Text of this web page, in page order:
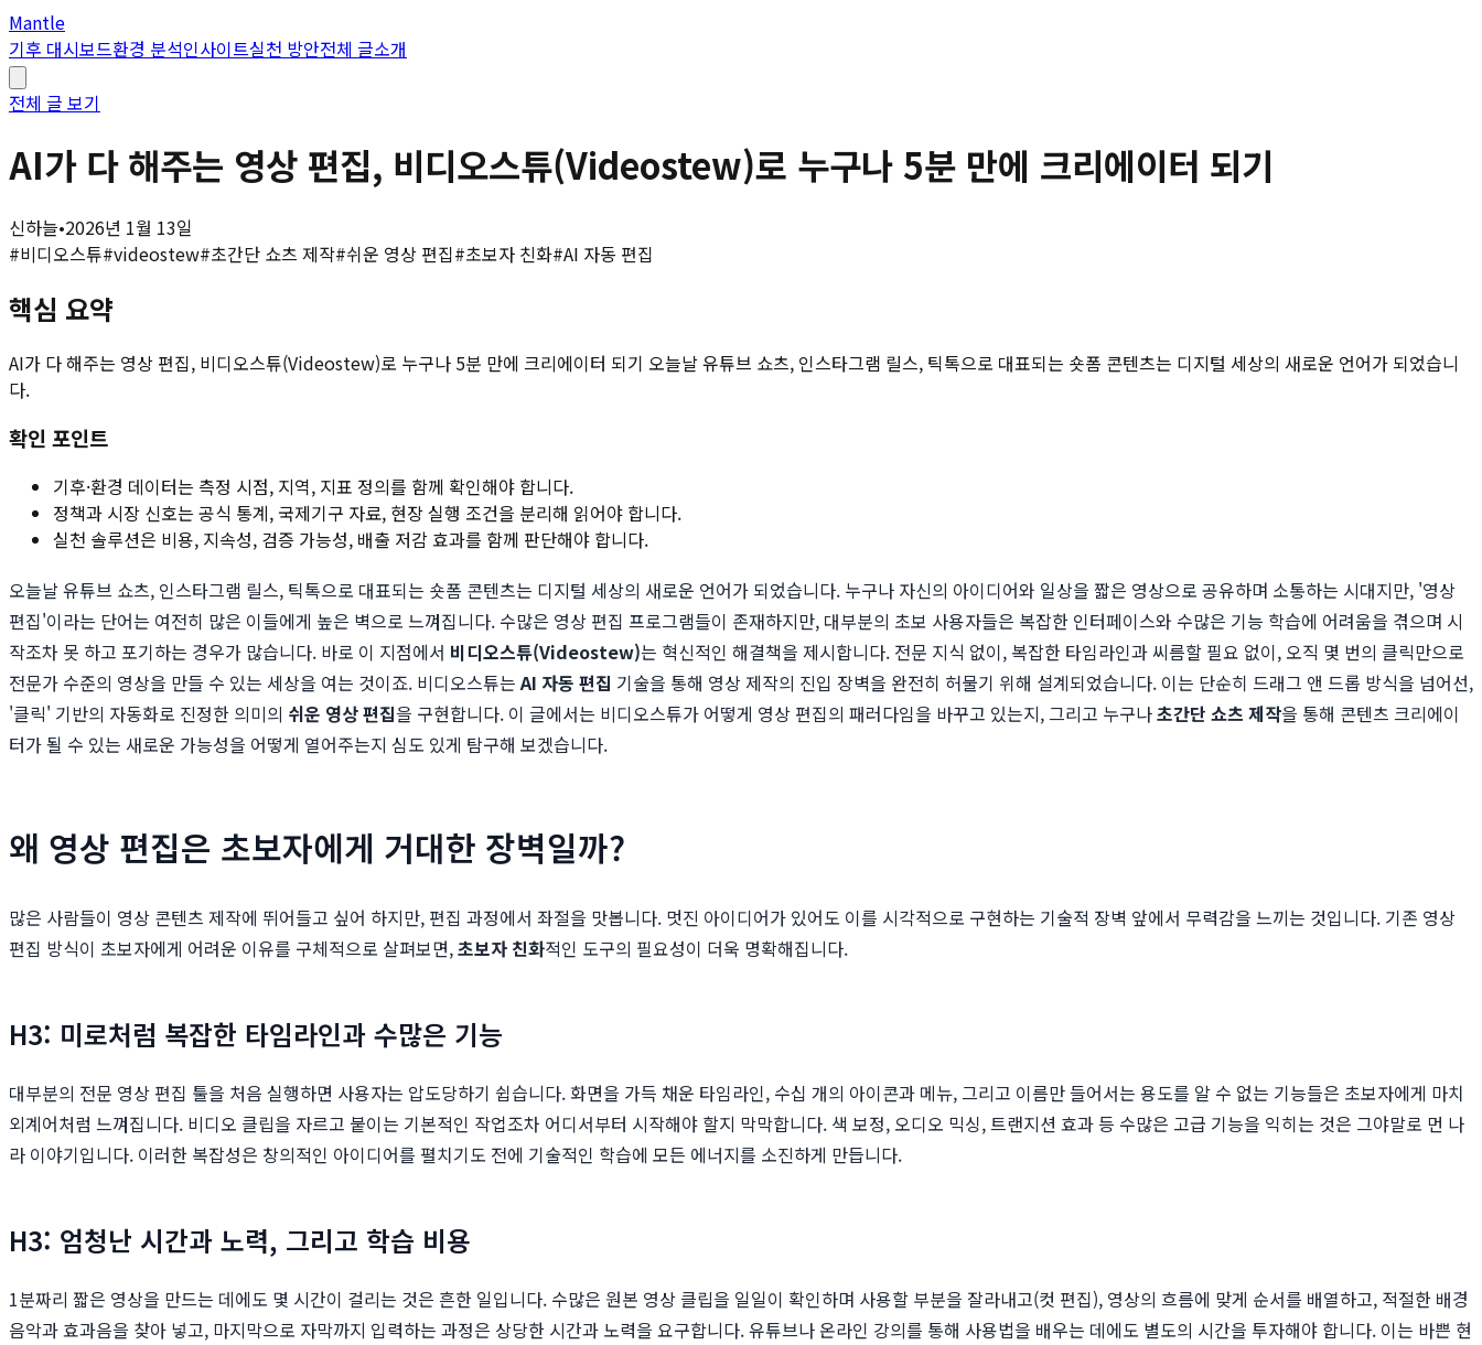
Mantle
기후 대시보드환경 분석인사이트실천 방안전체 글소개
전체 글 보기
AI가 다 해주는 영상 편집, 비디오스튜(Videostew)로 누구나 5분 만에 크리에이터 되기
신하늘•2026년 1월 13일
#비디오스튜#videostew#초간단 쇼츠 제작#쉬운 영상 편집#초보자 친화#AI 자동 편집
핵심 요약
AI가 다 해주는 영상 편집, 비디오스튜(Videostew)로 누구나 5분 만에 크리에이터 되기 오늘날 유튜브 쇼츠, 인스타그램 릴스, 틱톡으로 대표되는 숏폼 콘텐츠는 디지털 세상의 새로운 언어가 되었습니
다.
확인 포인트
기후·환경 데이터는 측정 시점, 지역, 지표 정의를 함께 확인해야 합니다.
정책과 시장 신호는 공식 통계, 국제기구 자료, 현장 실행 조건을 분리해 읽어야 합니다.
실천 솔루션은 비용, 지속성, 검증 가능성, 배출 저감 효과를 함께 판단해야 합니다.
오늘날 유튜브 쇼츠, 인스타그램 릴스, 틱톡으로 대표되는 숏폼 콘텐츠는 디지털 세상의 새로운 언어가 되었습니다. 누구나 자신의 아이디어와 일상을 짧은 영상으로 공유하며 소통하는 시대지만, '영상
편집'이라는 단어는 여전히 많은 이들에게 높은 벽으로 느껴집니다. 수많은 영상 편집 프로그램들이 존재하지만, 대부분의 초보 사용자들은 복잡한 인터페이스와 수많은 기능 학습에 어려움을 겪으며 시
작조차 못 하고 포기하는 경우가 많습니다. 바로 이 지점에서 비디오스튜(Videostew)는 혁신적인 해결책을 제시합니다. 전문 지식 없이, 복잡한 타임라인과 씨름할 필요 없이, 오직 몇 번의 클릭만으로
전문가 수준의 영상을 만들 수 있는 세상을 여는 것이죠. 비디오스튜는AI 자동 편집 기술을 통해 영상 제작의 진입 장벽을 완전히 허물기 위해 설계되었습니다. 이는 단순히 드래그 앤 드롭 방식을 넘어선,
'클릭' 기반의 자동화로 진정한 의미의 쉬운 영상 편집을 구현합니다. 이 글에서는 비디오스튜가 어떻게 영상 편집의 패러다임을 바꾸고 있는지, 그리고 누구나초간단 쇼츠 제작을 통해 콘텐츠 크리에이
터가 될 수 있는 새로운 가능성을 어떻게 열어주는지 심도 있게 탐구해 보겠습니다.
왜 영상 편집은 초보자에게 거대한 장벽일까?
많은 사람들이 영상 콘텐츠 제작에 뛰어들고 싶어 하지만, 편집 과정에서 좌절을 맛봅니다. 멋진 아이디어가 있어도 이를 시각적으로 구현하는 기술적 장벽 앞에서 무력감을 느끼는 것입니다. 기존 영상
편집 방식이 초보자에게 어려운 이유를 구체적으로 살펴보면,초보자 친화적인 도구의 필요성이 더욱 명확해집니다.
H3: 미로처럼 복잡한 타임라인과 수많은 기능
대부분의 전문 영상 편집 툴을 처음 실행하면 사용자는 압도당하기 쉽습니다. 화면을 가득 채운 타임라인, 수십 개의 아이콘과 메뉴, 그리고 이름만 들어서는 용도를 알 수 없는 기능들은 초보자에게 마치
외계어처럼 느껴집니다. 비디오 클립을 자르고 붙이는 기본적인 작업조차 어디서부터 시작해야 할지 막막합니다. 색 보정, 오디오 믹싱, 트랜지션 효과 등 수많은 고급 기능을 익히는 것은 그야말로 먼 나
라 이야기입니다. 이러한 복잡성은 창의적인 아이디어를 펼치기도 전에 기술적인 학습에 모든 에너지를 소진하게 만듭니다.
H3: 엄청난 시간과 노력, 그리고 학습 비용
1분짜리 짧은 영상을 만드는 데에도 몇 시간이 걸리는 것은 흔한 일입니다. 수많은 원본 영상 클립을 일일이 확인하며 사용할 부분을 잘라내고(컷 편집), 영상의 흐름에 맞게 순서를 배열하고, 적절한 배경
음악과 효과음을 찾아 넣고, 마지막으로 자막까지 입력하는 과정은 상당한 시간과 노력을 요구합니다. 유튜브나 온라인 강의를 통해 사용법을 배우는 데에도 별도의 시간을 투자해야 합니다. 이는 바쁜 현